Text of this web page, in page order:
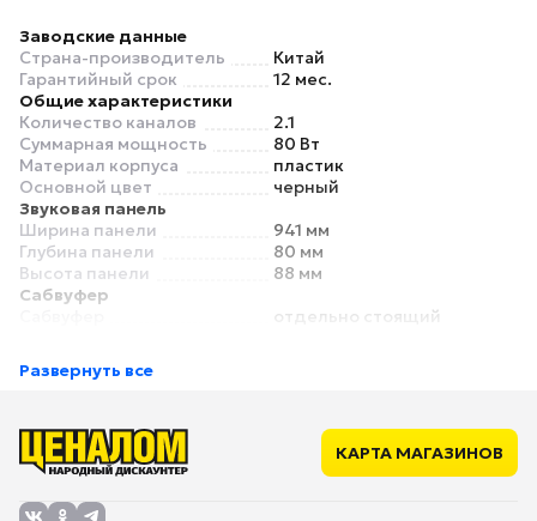
Заводские данные
Страна-производитель
Китай
Гарантийный срок
12 мес.
Общие характеристики
Количество каналов
2.1
Суммарная мощность
80 Вт
Материал корпуса
пластик
Основной цвет
черный
Звуковая панель
Ширина панели
941 мм
Глубина панели
80 мм
Высота панели
88 мм
Сабвуфер
отдельно стоящий
Высота сабвуфера
Поддержка Bluetooth
Вход HDMI
S/PDIF оптический (Toslink)
Развернуть все
КАРТА МАГАЗИНОВ